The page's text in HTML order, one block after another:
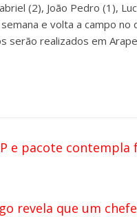
(2), João Pedro (1),
e volta a campo
serão realizados em
e pacote contempla
revela que um